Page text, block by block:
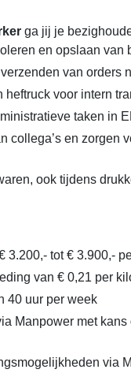
ga jij je
en opslaan van
van orders
heftruck voor intern
taken in
collega’s en zorgen
ook tijdens
3.200,- tot € 3.900,-
van € 0,21 per
40 uur per week
Manpower met
via